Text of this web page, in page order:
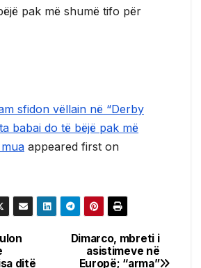
pak më shumë tifo për
sfidon vëllain në “Derby
babai do të bëjë pak më
appeared first on
Dimarco, mbreti i
asistimeve në
Europë; “arma”
ditë